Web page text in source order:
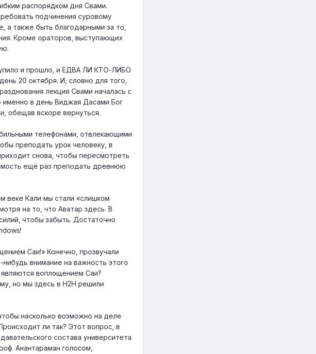
распорядком дня Свами.
подчинения суровому
а также быть благодарными за то,
Кроме ораторов, выступающих
и прошло, и ЕДВА ЛИ КТО-ЛИБО
20 октября. И, словно для того,
лекция Свами началась с
именно в день Виджая Дасами Бог
обещав вскоре вернуться.
телефонами, отвлекающими
преподать урок человеку, в
снова, чтобы пересмотреть
ещё раз преподать древнюю
веке Кали мы стали «слишком
на то, что Аватар здесь. В
чтобы забыть. Достаточно
Саи!» Конечно, прозвучали
внимание на важность этого
являются воплощением Саи?
но мы здесь в Н2Н решили
насколько возможно на деле
ли так? Этот вопрос, в
состава университета
Анантараман голосом,